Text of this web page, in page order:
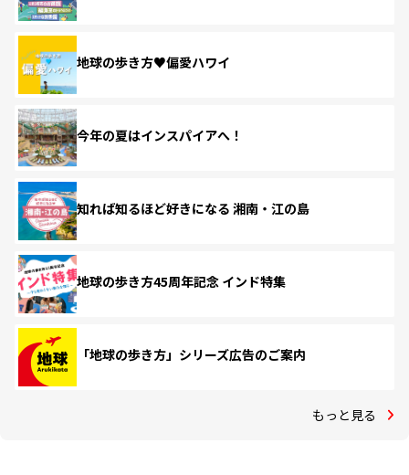
地球の歩き方♥偏愛ハワイ
今年の夏はインスパイアへ！
知れば知るほど好きになる 湘南・江の島
地球の歩き方45周年記念 インド特集
「地球の歩き方」シリーズ広告のご案内
もっと見る